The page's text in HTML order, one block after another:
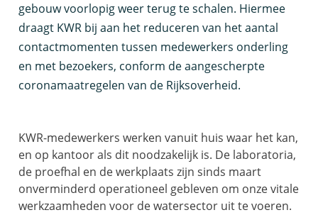
gebouw voorlopig weer terug te schalen. Hiermee
draagt KWR bij aan het reduceren van het aantal
contactmomenten tussen medewerkers onderling
en met bezoekers, conform de aangescherpte
coronamaatregelen van de Rijksoverheid.
KWR-medewerkers werken vanuit huis waar het kan,
en op kantoor als dit noodzakelijk is. De laboratoria,
de proefhal en de werkplaats zijn sinds maart
onverminderd operationeel gebleven om onze vitale
werkzaamheden voor de watersector uit te voeren.